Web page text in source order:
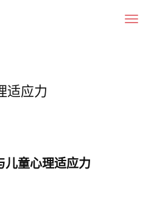
Toggle
适应力
儿童心理适应力